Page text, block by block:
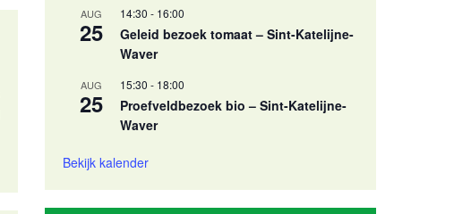
AUG
25
14:30 - 16:00
Geleid bezoek tomaat – Sint-Katelijne-
Waver
AUG
25
15:30 - 18:00
Proefveldbezoek bio – Sint-Katelijne-
Waver
Bekijk kalender